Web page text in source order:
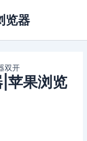
览器
双开
苹果浏览